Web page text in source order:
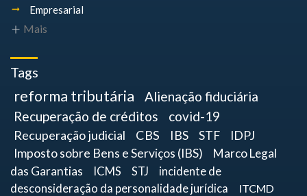
Empresarial
Mais
Tags
reforma tributária
Alienação fiduciária
Recuperação de créditos
covid-19
Recuperação judicial CBS IBS STF
IDPJ
Imposto sobre Bens e Serviços (IBS)
Marco Legal
das Garantias
ICMS STJ
incidente de
desconsideração da personalidade jurídica
ITCMD